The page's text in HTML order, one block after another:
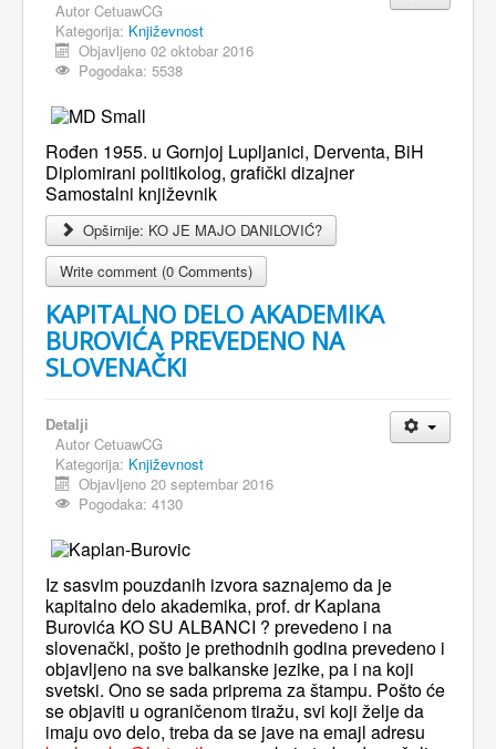
Autor CetuawCG
Kategorija: Književnost
Objavljeno 02 oktobar 2016
Pogodaka: 5538
Rođen 1955. u Gornjoj Lupljanici, Derventa, BiH
Diplomirani politikolog, grafički dizajner
Samostalni književnik
Opširnije: KO JE MAJO DANILOVIĆ?
Write comment (0 Comments)
KAPITALNO DELO AKADEMIKA
BUROVIĆA PREVEDENO NA
SLOVENAČKI
Detalji
Autor CetuawCG
Kategorija: Književnost
Objavljeno 20 septembar 2016
Pogodaka: 4130
Iz sasvim pouzdanih izvora saznajemo da je
kapitalno delo akademika, prof. dr Kaplana
Burovića KO SU ALBANCI ? prevedeno i na
slovenački, pošto je prethodnih godina prevedeno i
objavljeno na sve balkanske jezike, pa i na koji
svetski. Ono se sada priprema za štampu. Pošto će
se objaviti u ograničenom tiražu, svi koji želje da
imaju ovo delo, treba da se jave na emajl adresu